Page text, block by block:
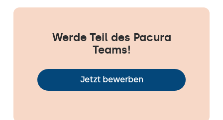
Werde Teil des Pacura
Teams!
Jetzt bewerben